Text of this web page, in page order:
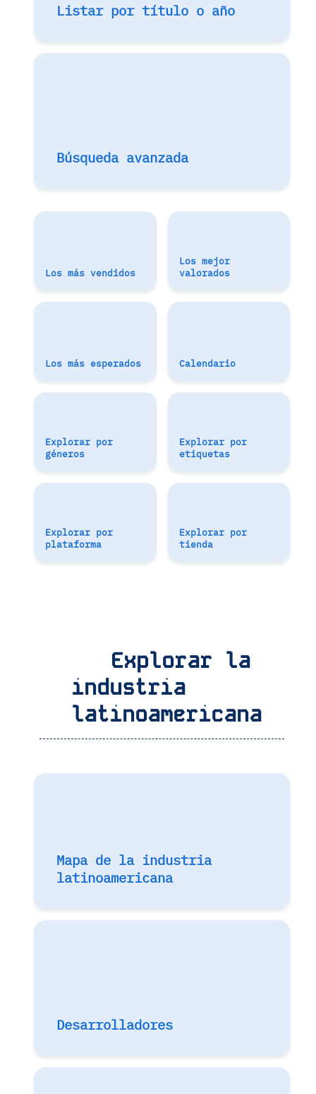
Listar por título o año
Búsqueda avanzada
Los más vendidos
Los mejor
valorados
Los más esperados Calendario
Explorar por
géneros
Explorar por
etiquetas
Explorar por
plataforma
Explorar por
tienda
Explorar la
industria
latinoamericana
Mapa de la industria
latinoamericana
Desarrolladores